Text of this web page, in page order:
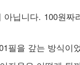
닙니다. 100원짜
필을 갚는 방식이